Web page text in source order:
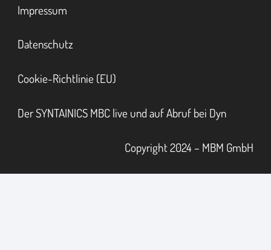
Impressum
Datenschutz
Cookie-Richtlinie (EU)
Der SYNTAINICS MBC live und auf Abruf bei Dyn
Copyright 2024 – MBM GmbH